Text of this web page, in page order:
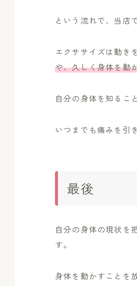
という流れで、当店
エクササイズは動き
や、久しく身体を動
自分の身体を知るこ
いつまでも痛みを引
最後
自分の身体の現状を
す。
身体を動かすことを